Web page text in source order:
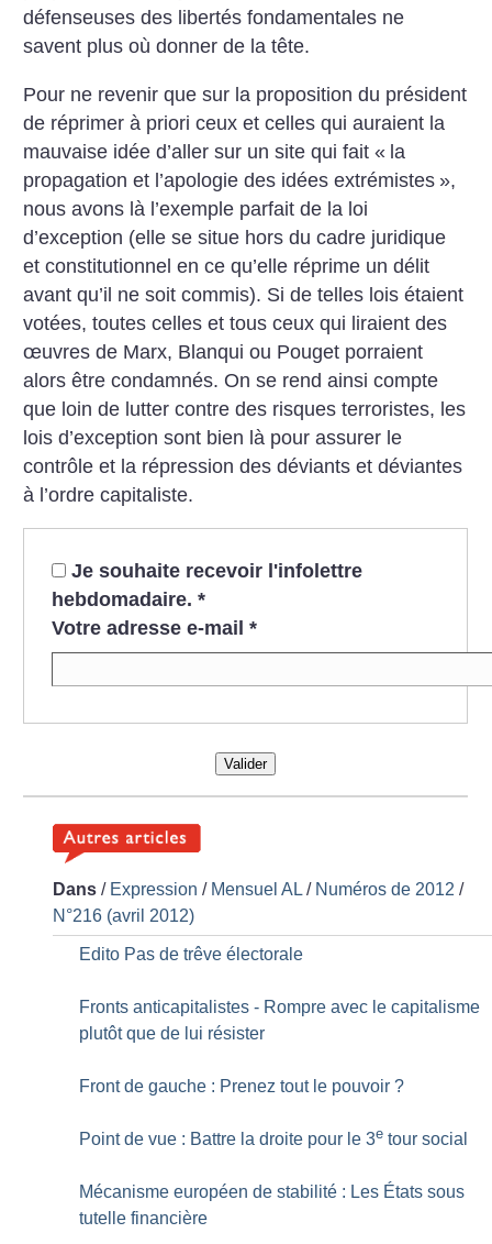
défenseuses des libertés fondamentales ne
savent plus où donner de la tête.
Pour ne revenir que sur la proposition du président
de réprimer à priori ceux et celles qui auraient la
mauvaise idée d’aller sur un site qui fait « la
propagation et l’apologie des idées extrémistes »,
nous avons là l’exemple parfait de la loi
d’exception (elle se situe hors du cadre juridique
et constitutionnel en ce qu’elle réprime un délit
avant qu’il ne soit commis). Si de telles lois étaient
votées, toutes celles et tous ceux qui liraient des
œuvres de Marx, Blanqui ou Pouget porraient
alors être condamnés. On se rend ainsi compte
que loin de lutter contre des risques terroristes, les
lois d’exception sont bien là pour assurer le
contrôle et la répression des déviants et déviantes
à l’ordre capitaliste.
Je souhaite recevoir l'infolettre
hebdomadaire. *
Votre adresse e-mail *
Valider
Dans / Expression / Mensuel AL / Numéros de 2012 /
N°216 (avril 2012)
Edito Pas de trêve électorale
Fronts anticapitalistes - Rompre avec le capitalisme
plutôt que de lui résister
Front de gauche : Prenez tout le pouvoir ?
Point de vue : Battre la droite pour le 3e tour social
Mécanisme européen de stabilité : Les États sous
tutelle financière